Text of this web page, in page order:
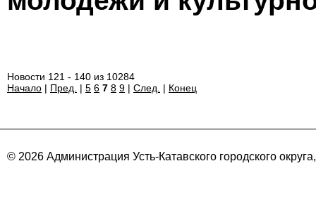
Новости 121 - 140 из 10284
Начало | Пред. | 5 6 7 8 9 | След. | Конец
© 2026 Администрация Усть-Катавского городского